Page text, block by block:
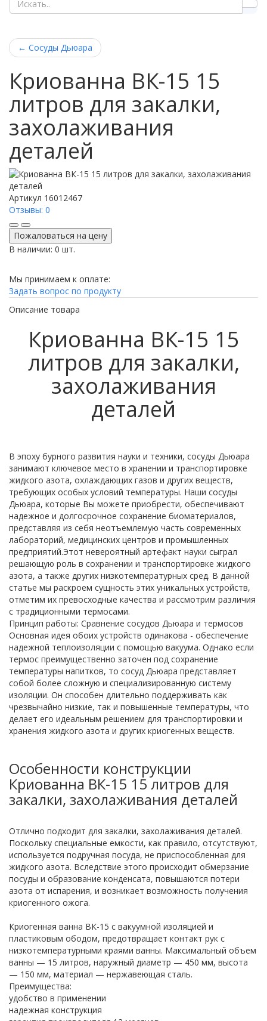
← Сосуды Дьюара
Криованна ВК-15 15
литров для закалки,
захолаживания
деталей
Артикул 16012467
Отзывы: 0
Пожаловаться на цену
В наличии: 0 шт.
Мы принимаем к оплате:
Задать вопрос по продукту
Описание товара
Криованна ВК-15 15
литров для закалки,
захолаживания
деталей
В эпоху бурного развития науки и техники, сосуды Дьюара
занимают ключевое место в хранении и транспортировке
жидкого азота, охлаждающих газов и других веществ,
требующих особых условий температуры. Наши сосуды
Дьюара, которые Вы можете приобрести, обеспечивают
надежное и долгосрочное сохранение биоматериалов,
представляя из себя неотъемлемую часть современных
лабораторий, медицинских центров и промышленных
предприятий.Этот невероятный артефакт науки сыграл
решающую роль в сохранении и транспортировке жидкого
азота, а также других низкотемпературных сред. В данной
статье мы раскроем сущность этих уникальных устройств,
отметим их превосходные качества и рассмотрим различия
с традиционными термосами.
Принцип работы: Сравнение сосудов Дьюара и термосов
Основная идея обоих устройств одинакова - обеспечение
надежной теплоизоляции с помощью вакуума. Однако если
термос преимущественно заточен под сохранение
температуры напитков, то сосуд Дьюара представляет
собой более сложную и специализированную систему
изоляции. Он способен длительно поддерживать как
чрезвычайно низкие, так и повышенные температуры, что
делает его идеальным решением для транспортировки и
хранения жидкого азота и других криогенных веществ.
Особенности конструкции
Криованна ВК-15 15 литров для
закалки, захолаживания деталей
Отлично подходит для закалки, захолаживания деталей.
Поскольку специальные емкости, как правило, отсутствуют,
используется подручная посуда, не приспособленная для
жидкого азота. Вследствие этого происходит обмерзание
посуды и образование конденсата, повышаются потери
азота от испарения, и возникает возможность получения
криогенного ожога.
Криогенная ванна ВК-15 с вакуумной изоляцией и
пластиковым ободом, предотвращает контакт рук с
низкотемпературными краями ванны. Максимальный объем
ванны — 15 литров, наружный диаметр — 450 мм, высота
— 150 мм, материал — нержавеющая сталь.
Преимущества:
удобство в применении
надежная конструкция